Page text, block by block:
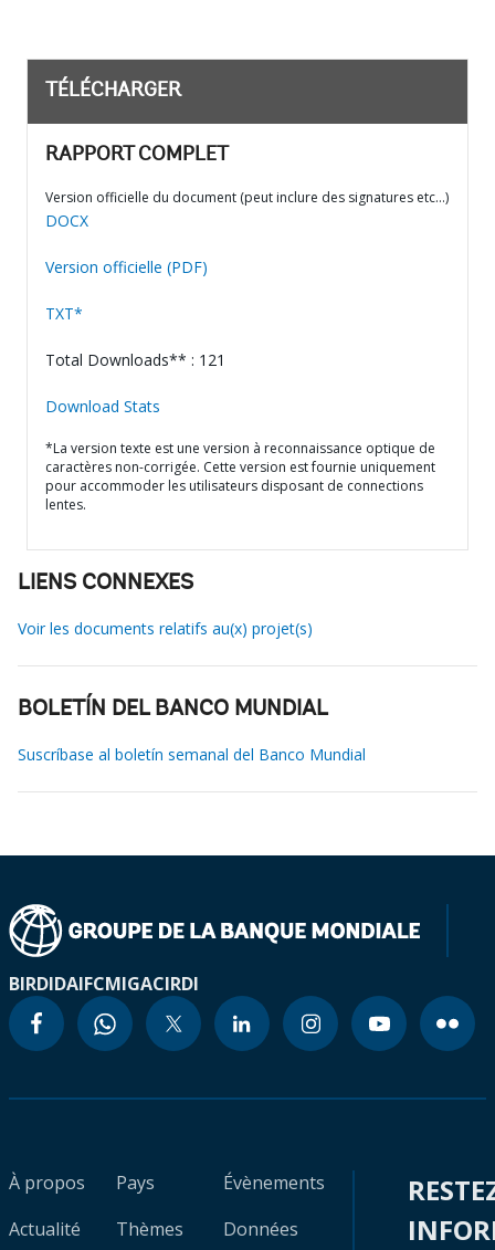
TÉLÉCHARGER
RAPPORT COMPLET
Version officielle du document (peut inclure des signatures etc…)
DOCX
Version officielle (PDF)
TXT*
Total Downloads** : 121
Download Stats
*La version texte est une version à reconnaissance optique de
caractères non-corrigée. Cette version est fournie uniquement
pour accommoder les utilisateurs disposant de connections
lentes.
LIENS CONNEXES
Voir les documents relatifs au(x) projet(s)
BOLETÍN DEL BANCO MUNDIAL
Suscríbase al boletín semanal del Banco Mundial
BIRDIDAIFCMIGACIRDI
À propos
Actualité
Pays
Thèmes
Évènements
Données